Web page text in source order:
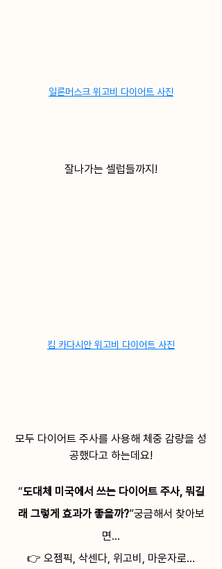
일론머스크 위고비 다이어트 사진
잘나가는 셀럽들까지!
킴 카다시안 위고비 다이어트 사진
모두 다이어트 주사를 사용해 체중 감량을 성
공했다고 하는데요!
“도대체 미국에서 쓰는 다이어트 주사, 뭐길
래 그렇게 효과가 좋을까?”궁금해서 찾아보
면…
👉 오젬픽, 삭센다, 위고비, 마운자로…